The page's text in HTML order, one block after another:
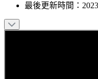
最後更新時間：